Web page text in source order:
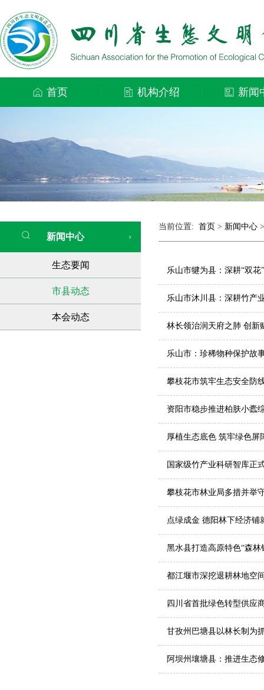
首页 机构介绍 新闻
新闻中心 ›
生态要闻
市县动态
本会动态
当前位置: 首页 > 新闻中心
乐山市犍为县：深耕“双
乐山市沐川县：深耕竹产
林长领治润天府之肺 创
乐山市：珍稀物种保护故
攀枝花市筑牢生态安全防
资阳市稳步推进柏肤小蠹
厚植生态底色 筑牢绿色
国家级竹产业科研智库正
攀枝花市林业局多措并举
点绿成金 德阳林下经济铺
黑水县打造高原特色“森
都江堰市深挖退耕林地空
四川省首批绿色转型供应
甘孜州巴塘县以林长制为
阿坝州壤塘县：推进生态